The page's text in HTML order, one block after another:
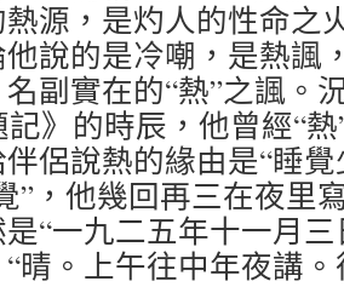
源，是灼人的性命之
說的是冷嘲，是熱諷
副實在的“熱”之諷。
記》的時辰，他曾經“
侶說熱的緣由是“睡覺
”，他幾回再三在夜里
“一九二五年十一月
晴。上午往中年夜講